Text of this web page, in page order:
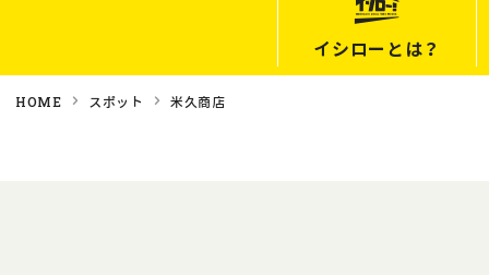
イシローとは？
HOME スポット 米久商店